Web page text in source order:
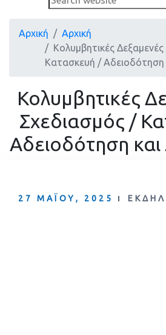
Κολυμβητικές
Κατασκευή / Αδειοδότηση
Κολυμβητικές
Σχεδιασμός /
Αδειοδότηση
27 ΜΑΪ́ΟΥ, 2025